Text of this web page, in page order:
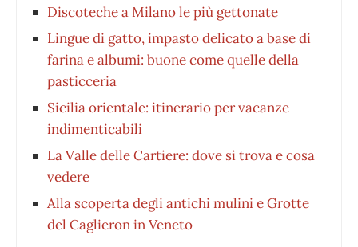
Discoteche a Milano le più gettonate
Lingue di gatto, impasto delicato a base di
farina e albumi: buone come quelle della
pasticceria
Sicilia orientale: itinerario per vacanze
indimenticabili
La Valle delle Cartiere: dove si trova e cosa
vedere
Alla scoperta degli antichi mulini e Grotte
del Caglieron in Veneto